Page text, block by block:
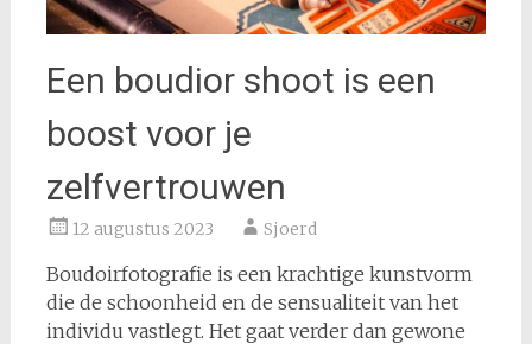
Een boudior shoot is een
boost voor je
zelfvertrouwen
12 augustus 2023 Sjoerd
Boudoirfotografie is een krachtige kunstvorm
die de schoonheid en de sensualiteit van het
individu vastlegt. Het gaat verder dan gewone